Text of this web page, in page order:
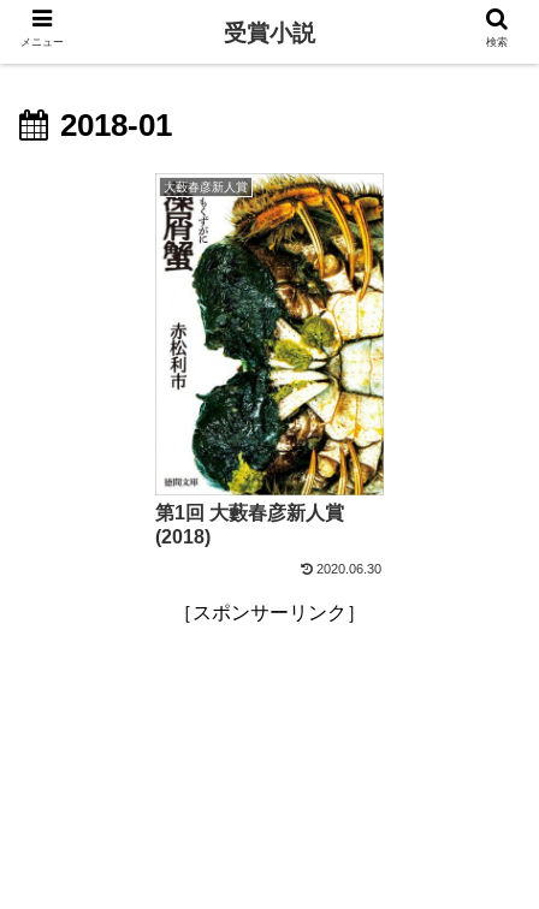
2018-01
大藪春彦新人賞
第1回 大藪春彦新人賞
(2018)
2020.06.30
［スポンサーリンク］
メニュー 受賞小説 検索